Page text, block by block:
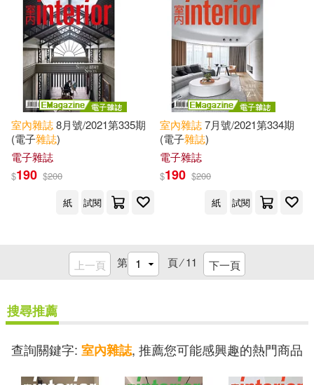
室內雜誌8月號/2021第335期
(電子雜誌)
電子雜誌
$190 $200
紙
試閱
室內雜誌7月號/2021第334期
(電子雜誌)
電子雜誌
$190 $200
紙
試閱
上一頁 第 頁 ⁄11 下一頁
搜尋推薦
查詢關鍵字: 室內雜誌, 推薦您可能感興趣的熱門商品